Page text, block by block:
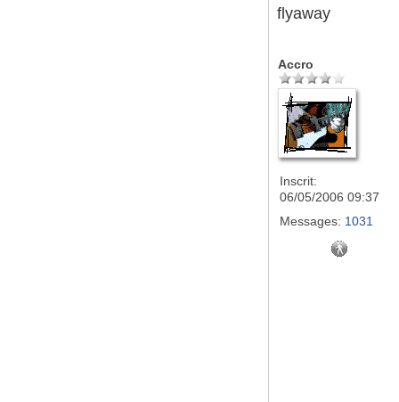
flyaway
Accro
Inscrit:
06/05/2006 09:37
Messages: 1031